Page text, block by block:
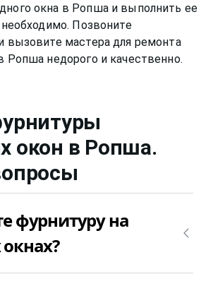
окна в Ропша и выполнить ее
Позвоните
вызовите мастера для ремонта
окон в Ропша.
фурнитуру на